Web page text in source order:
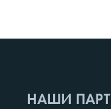
НАШИ